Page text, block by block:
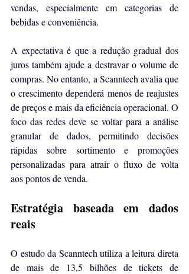
vendas, especialmente em categorias de
bebidas e conveniência.
A expectativa é que a redução gradual dos
juros também ajude a destravar o volume de
compras. No entanto, a Scanntech avalia que
o crescimento dependerá menos de reajustes
de preços e mais da eficiência operacional. O
foco das redes deve se voltar para a análise
granular de dados, permitindo decisões
rápidas sobre sortimento e promoções
personalizadas para atrair o fluxo de volta
aos pontos de venda.
Estratégia baseada em dados
reais
O estudo da Scanntech utiliza a leitura direta
de mais de 13,5 bilhões de tickets de